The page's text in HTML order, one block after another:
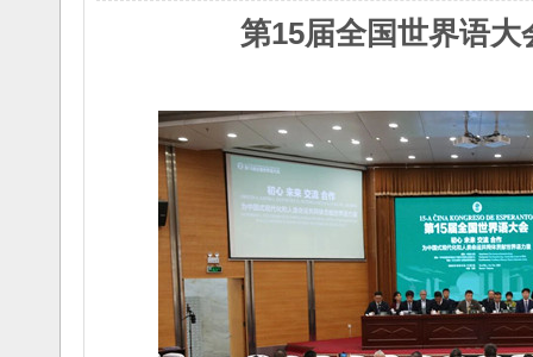
La Nord-Amerika
Somera
Kur..2013/2/2
Invito al 1-a Forumo
pri .. 2012/8/10
湖北世协2012学术研
讨会即将召开
2012/4/19
La 5-a Junurala
Seminario
2013/4/11
关于7a EKNI期间举
办青年世界
2013/4/9
La 7a Esperanto-
Kongreso
2013/3/13
La Nord-Amerika
Somera
2013/2/2
Invito al 1-a Forumo
第15届全国世界语大